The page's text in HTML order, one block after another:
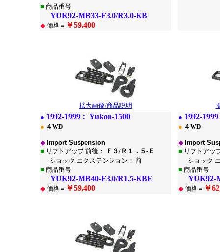
■ 商品番号
YUK92-MB33-F3.0/R3.0-KB
◆価格＝ ￥59,400
拡大画像/商品説明
● 1992-1999： Yukon-1500
● ４WD
◆ Import Suspension
■ リフトアップ 前後：
Ｆ３/Ｒ１．５-Ｅ
ショック エクステンション： 前
■ 商品番号
YUK92-MB40-F3.0/R1.5-KBE
◆価格＝ ￥59,400
● 1992-1999
● ４WD
◆ Import
■ リフトアッ
ショック
■ 商品番号
YUK92-
◆価格＝ ￥